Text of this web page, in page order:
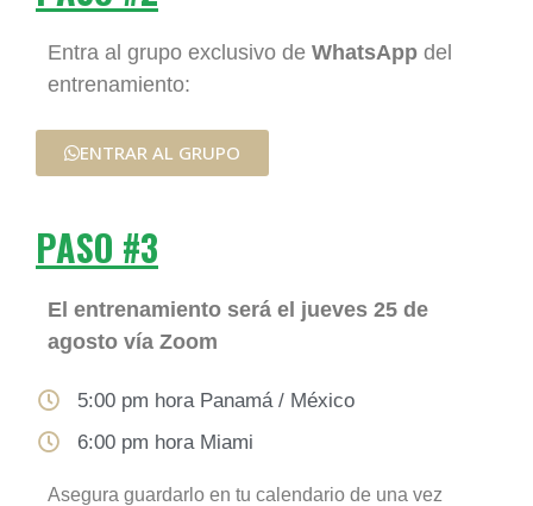
Entra al grupo exclusivo de WhatsApp del
entrenamiento:
ENTRAR AL GRUPO
PASO #3
El entrenamiento será el jueves 25 de
agosto vía Zoom
5:00 pm hora Panamá / México
6:00 pm hora Miami
Asegura guardarlo en tu calendario de una vez